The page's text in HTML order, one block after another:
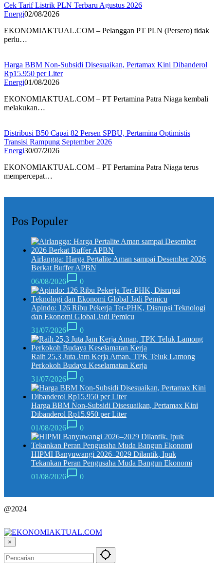
Cek Tarif Listrik PLN Terbaru Agustus 2026
Energi02/08/2026
EKONOMIAKTUAL.COM – Pelanggan PT PLN (Persero) tidak
perlu…
Harga BBM Non-Subsidi Disesuaikan, Pertamax Kini Dibanderol
Rp15.950 per Liter
Energi01/08/2026
EKONOMIAKTUAL.COM – PT Pertamina Patra Niaga kembali
melakukan…
Distribusi B50 Capai 82 Persen SPBU, Pertamina Optimistis
Transisi Rampung September 2026
Energi30/07/2026
EKONOMIAKTUAL.COM – PT Pertamina Patra Niaga terus
mempercepat…
Pos Populer
Airlangga: Harga Pertalite Aman sampai Desember 2026
Berkat Buffer APBN
06/08/2026
0
Apindo: 126 Ribu Pekerja Ter-PHK, Disrupsi Teknologi
dan Ekonomi Global Jadi Pemicu
31/07/2026
0
Raih 25,3 Juta Jam Kerja Aman, TPK Teluk Lamong
Perkokoh Budaya Keselamatan Kerja
31/07/2026
0
Harga BBM Non-Subsidi Disesuaikan, Pertamax Kini
Dibanderol Rp15.950 per Liter
01/08/2026
0
HIPMI Banyuwangi 2026–2029 Dilantik, Ipuk
Tekankan Peran Pengusaha Muda Bangun Ekonomi
01/08/2026
0
@2024
×